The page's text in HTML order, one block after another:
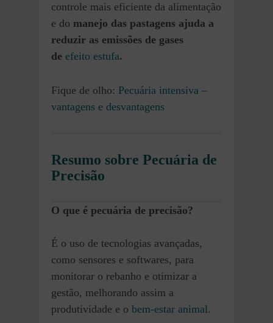
controle mais eficiente da alimentação
e do manejo das pastagens ajuda a
reduzir as emissões de gases
de efeito estufa.
Fique de olho: Pecuária intensiva –
vantagens e desvantagens
Resumo sobre Pecuária de
Precisão
O que é pecuária de precisão?
É o uso de tecnologias avançadas,
como sensores e softwares, para
monitorar o rebanho e otimizar a
gestão, melhorando assim a
produtividade e o bem-estar animal.